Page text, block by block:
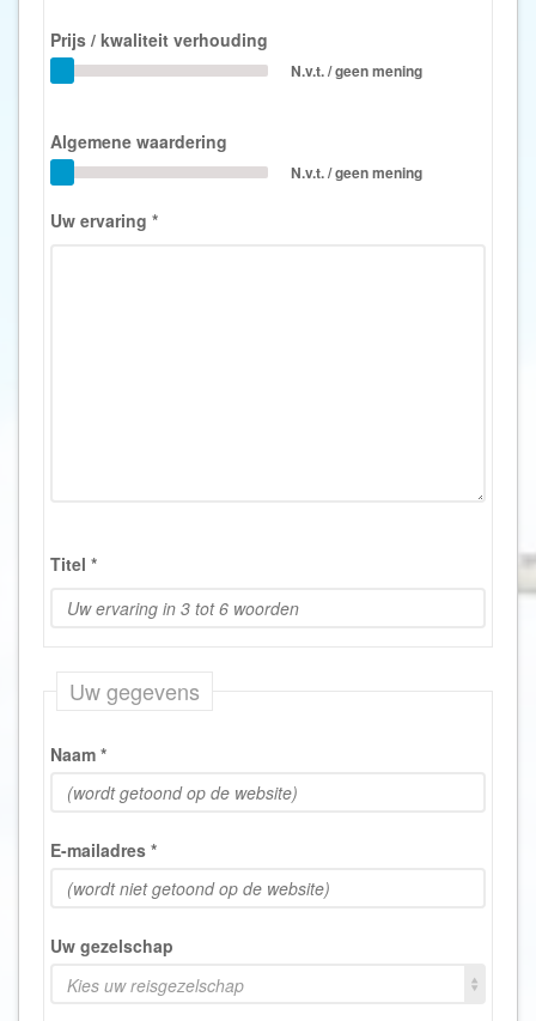
Prijs / kwaliteit verhouding
N.v.t. / geen mening
Algemene waardering
N.v.t. / geen mening
Uw ervaring *
Titel *
Uw gegevens
Naam *
E-mailadres *
Uw gezelschap
Kies uw reisgezelschap